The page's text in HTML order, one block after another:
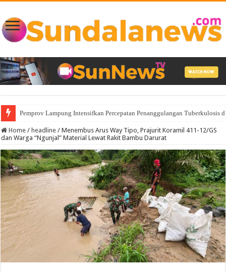
Pemprov Lampung Intensifkan Percepatan Penanggulangan Tuberkulosis
Home / headline / Menembus Arus Way Tipo, Prajurit Koramil 411-12/GS
dan Warga “Ngunjal” Material Lewat Rakit Bambu Darurat